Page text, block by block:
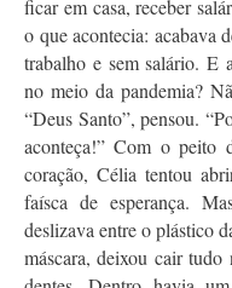
ficar em casa, receber
o que acontecia: acabava
trabalho e sem salário. E
no meio da pandemia?
“Deus Santo”, pensou.
aconteça!” Com o peito
coração, Célia tentou
faísca de esperança.
deslizava entre o plástico
máscara, deixou cair